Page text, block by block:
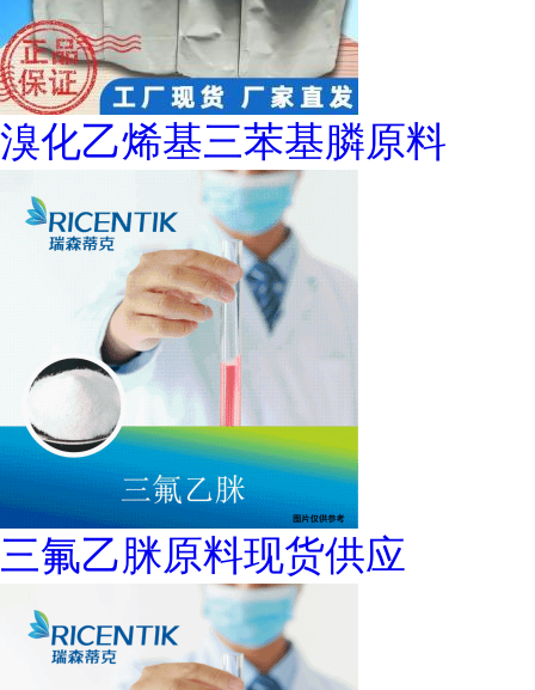
溴化乙烯基三苯基膦原料
三氟乙脒原料现货供应